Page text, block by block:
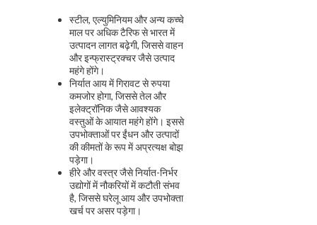
स्टील, एल्युमिनियम और अन्य कच्चे
माल पर अधिक टैरिफ से भारत में
उत्पादन लागत बढ़ेगी, जिससे वाहन
और इन्फ्रास्ट्रक्चर जैसे उत्पाद
महंगे होंगे।
निर्यात आय में गिरावट से रुपया
कमजोर होगा, जिससे तेल और
इलेक्ट्रॉनिक जैसे आवश्यक
वस्तुओं के आयात महंगे होंगे। इससे
उपभोक्ताओं पर ईंधन और उत्पादों
की कीमतों के रूप में अप्रत्यक्ष बोझ
पड़ेगा।
हीरे और वस्त्र जैसे निर्यात-निर्भर
उद्योगों में नौकरियों में कटौती संभव
है, जिससे घरेलू आय और उपभोक्ता
खर्च पर असर पड़ेगा।